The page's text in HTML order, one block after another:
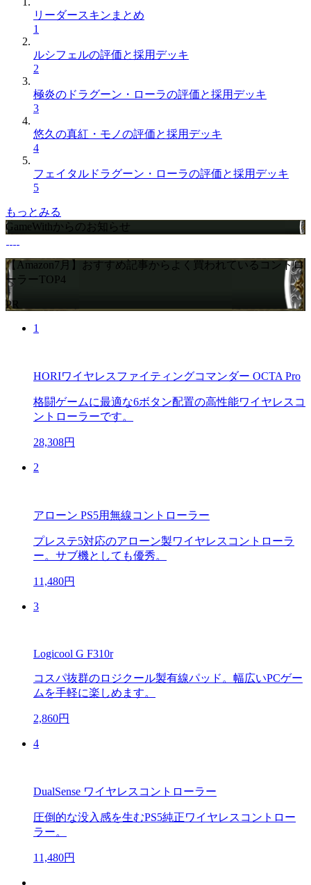
リーダースキンまとめ
1
ルシフェルの評価と採用デッキ
2
極炎のドラグーン・ローラの評価と採用デッキ
3
悠久の真紅・モノの評価と採用デッキ
4
フェイタルドラグーン・ローラの評価と採用デッキ
5
もっとみる
GameWithからのお知らせ
【Amazon7月】おすすめ記事からよく買われているコントロ
ーラーTOP4
PR
1
HORIワイヤレスファイティングコマンダー OCTA Pro
格闘ゲームに最適な6ボタン配置の高性能ワイヤレスコ
ントローラーです。
28,308円
2
アローン PS5用無線コントローラー
プレステ5対応のアローン製ワイヤレスコントローラ
ー。サブ機としても優秀。
11,480円
3
Logicool G F310r
コスパ抜群のロジクール製有線パッド。幅広いPCゲー
ムを手軽に楽しめます。
2,860円
4
DualSense ワイヤレスコントローラー
圧倒的な没入感を生むPS5純正ワイヤレスコントロー
ラー。
11,480円